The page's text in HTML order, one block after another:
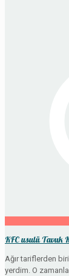
KFC usulü Tavuk
Ağır tariflerden
yerdim. O